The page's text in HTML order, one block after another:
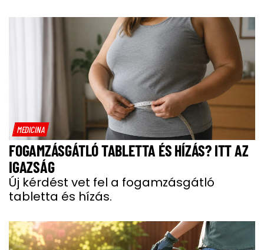
MEDICINA
FOGAMZÁSGÁTLÓ TABLETTA ÉS HÍZÁS? ITT AZ
IGAZSÁG
Új kérdést vet fel a fogamzásgátló
tabletta és hízás.